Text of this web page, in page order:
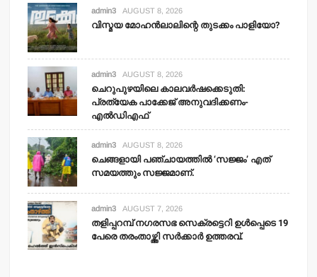
admin3 AUGUST 8, 2026
വിസ്മയ മോഹന്‍ലാലിന്റെ തുടക്കം പാളിയോ?
admin3 AUGUST 8, 2026
ചെറുപുഴയിലെ കാലവര്‍ഷക്കെടുതി:
പ്രത്യേക പാക്കേജ് അനുവദിക്കണം-
എല്‍ഡിഎഫ്
admin3 AUGUST 8, 2026
ചെങ്ങളായി പഞ്ചായത്തില്‍ ‘സജ്ജം’ എത്
സമയത്തും സജ്ജമാണ്.
admin3 AUGUST 7, 2026
തളിപ്പറമ്പ് നഗരസഭ സെക്രട്ടെറി ഉള്‍പ്പെടെ 19
പേരെ തരംതാഴ്ത്തി സര്‍ക്കാര്‍ ഉത്തരവ്.